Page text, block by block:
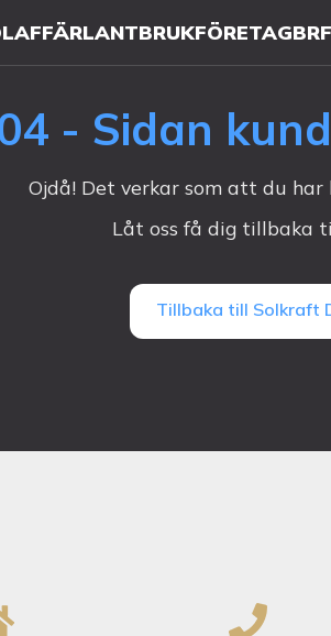
LANTBRUKFÖRETAGBRF
- Sidan
Ojdå! Det verkar som att du
Låt oss få dig tillbaka
Tillbaka till Solkraft